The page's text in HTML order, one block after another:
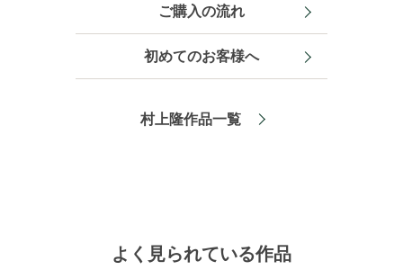
ご購入の流れ
初めてのお客様へ
村上隆作品一覧
よく見られている作品